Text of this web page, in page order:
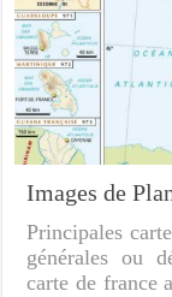
Images de
Principales
générales ou
carte de france